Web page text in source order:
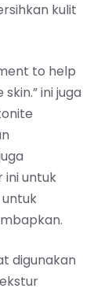
kulit
to help
ini juga
ini untuk
digunakan